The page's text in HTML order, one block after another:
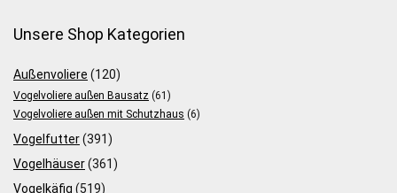
Unsere Shop Kategorien
Außenvoliere (120)
Vogelvoliere außen Bausatz (61)
Vogelvoliere außen mit Schutzhaus (6)
Vogelfutter(391)
Vogelhäuser(361)
Vogelkäfig (519)